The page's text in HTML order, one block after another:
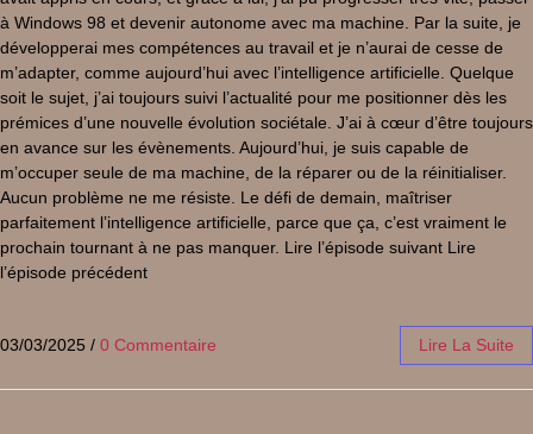
à Windows 98 et devenir autonome avec ma machine. Par la suite, je
développerai mes compétences au travail et je n’aurai de cesse de
m’adapter, comme aujourd’hui avec l’intelligence artificielle. Quelque
soit le sujet, j’ai toujours suivi l’actualité pour me positionner dès les
prémices d’une nouvelle évolution sociétale. J’ai à cœur d’être toujours
en avance sur les évènements. Aujourd’hui, je suis capable de
m’occuper seule de ma machine, de la réparer ou de la réinitialiser.
Aucun problème ne me résiste. Le défi de demain, maîtriser
parfaitement l’intelligence artificielle, parce que ça, c’est vraiment le
prochain tournant à ne pas manquer. Lire l’épisode suivant Lire
l’épisode précédent
03/03/2025 / 0 Commentaire Lire La Suite